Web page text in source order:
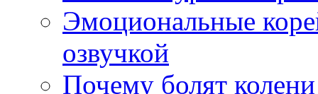
Эмоциональные
озвучкой
Почему болят